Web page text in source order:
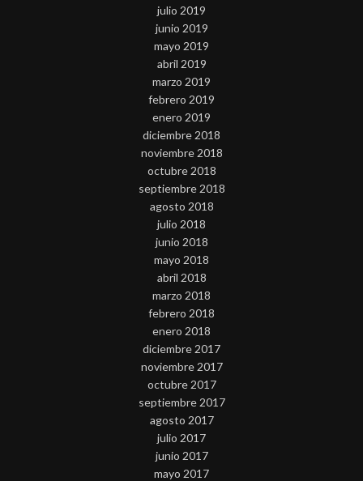
julio 2019
junio 2019
mayo 2019
abril 2019
marzo 2019
febrero 2019
enero 2019
diciembre 2018
noviembre 2018
octubre 2018
septiembre 2018
agosto 2018
julio 2018
junio 2018
mayo 2018
abril 2018
marzo 2018
febrero 2018
enero 2018
diciembre 2017
noviembre 2017
octubre 2017
septiembre 2017
agosto 2017
julio 2017
junio 2017
mayo 2017